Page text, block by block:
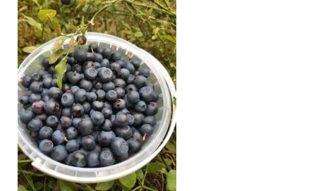
MEDITATSIOON
JA
TANTRAMASSAAŽ